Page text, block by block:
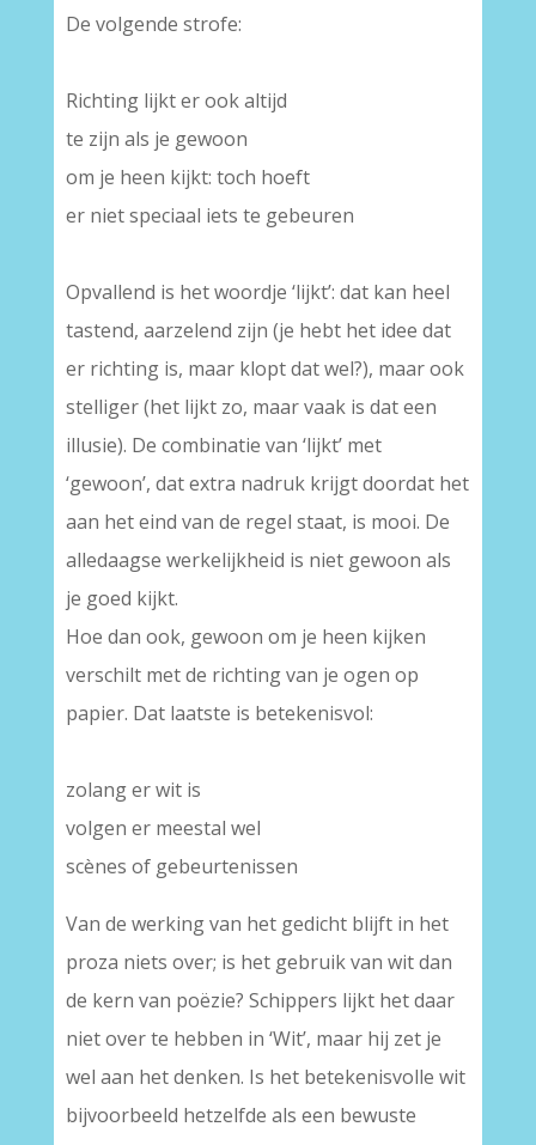
De volgende strofe:
Richting lijkt er ook altijd
te zijn als je gewoon
om je heen kijkt: toch hoeft
er niet speciaal iets te gebeuren
Opvallend is het woordje ‘lijkt’: dat kan heel
tastend, aarzelend zijn (je hebt het idee dat
er richting is, maar klopt dat wel?), maar ook
stelliger (het lijkt zo, maar vaak is dat een
illusie). De combinatie van ‘lijkt’ met
‘gewoon’, dat extra nadruk krijgt doordat het
aan het eind van de regel staat, is mooi. De
alledaagse werkelijkheid is niet gewoon als
je goed kijkt.
Hoe dan ook, gewoon om je heen kijken
verschilt met de richting van je ogen op
papier. Dat laatste is betekenisvol:
zolang er wit is
volgen er meestal wel
scènes of gebeurtenissen
Van de werking van het gedicht blijft in het
proza niets over; is het gebruik van wit dan
de kern van poëzie? Schippers lijkt het daar
niet over te hebben in ‘Wit’, maar hij zet je
wel aan het denken. Is het betekenisvolle wit
bijvoorbeeld hetzelfde als een bewuste